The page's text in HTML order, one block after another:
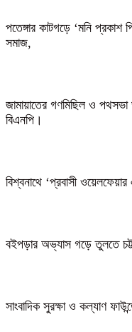
পতেঙ্গার কাটগড়ে ‘মনি প্রকাশ
সমাজ,
জামায়াতের গণমিছিল ও
বিএনপি।
বিশ্বনাথে ‘প্রবাসী
বইপড়ার অভ্যাস গড়ে তুলতে
সাংবাদিক সুরক্ষা ও কল্যাণ